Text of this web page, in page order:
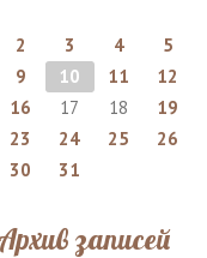
2
3 4 5
9
10 11 12
16
17 18 19
23
24 25 26
30
31
записей